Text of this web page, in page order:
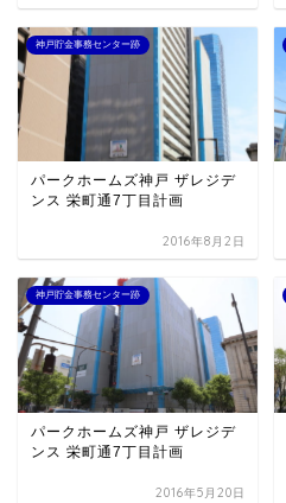
神戸貯金事務センター跡
パークホームズ神戸 ザレジデ
ンス 栄町通7丁目計画
2016年8月2日
神戸貯金事務センター跡
パークホームズ神戸 ザレジデ
ンス 栄町通7丁目計画
2016年5月20日